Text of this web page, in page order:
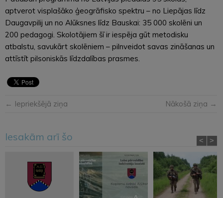
aptverot visplašāko ģeogrāfisko spektru – no Liepājas līdz
Daugavpilij un no Alūksnes līdz Bauskai: 35 000 skolēni un
200 pedagogi. Skolotājiem šī ir iespēja gūt metodisku
atbalstu, savukārt skolēniem – pilnveidot savas zināšanas un
attīstīt pilsoniskās līdzdalības prasmes.
← Iepriekšējā ziņa Nākošā ziņa →
Iesakām arī šo < >